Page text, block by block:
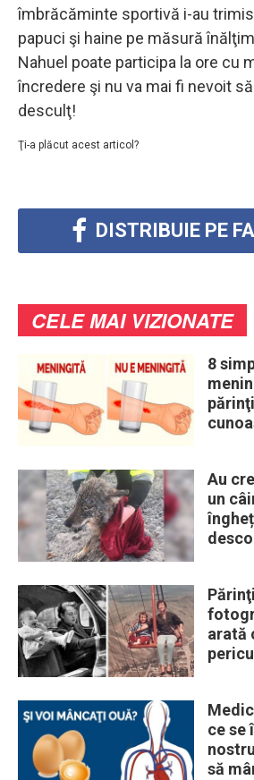
îmbrăcăminte sportivă i-au
papuci şi haine pe măsură
Nahuel poate participa la ore cu
încredere şi nu va mai fi nevoit
desculţ!
Ţi-a plăcut acest articol?
DISTRIBUIE PE
CELE MAI VIZIONATE
8
Au
un
arată
ce se
să